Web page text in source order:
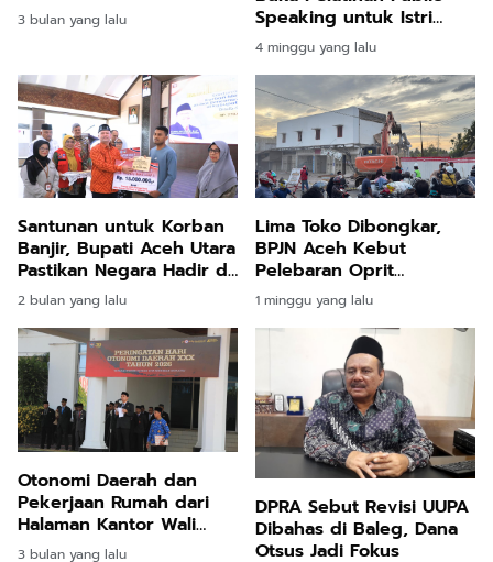
Perkebunan Sawit
3 bulan yang lalu
Speaking untuk Istri
Keuchik, Perkuat Peran
Perempuan di Gampong
4 minggu yang lalu
Santunan untuk Korban
Banjir, Bupati Aceh Utara
Pastikan Negara Hadir di
Tengah Duka
2 bulan yang lalu
Lima Toko Dibongkar,
BPJN Aceh Kebut
Pelebaran Oprit
Jembatan Baru Kuta
Blang
1 minggu yang lalu
Otonomi Daerah dan
Pekerjaan Rumah dari
Halaman Kantor Wali
Kota
3 bulan yang lalu
DPRA Sebut Revisi UUPA
Dibahas di Baleg, Dana
Otsus Jadi Fokus